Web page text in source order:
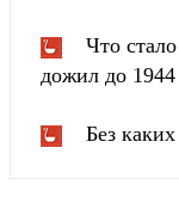
Что
дожил до 1944
Без